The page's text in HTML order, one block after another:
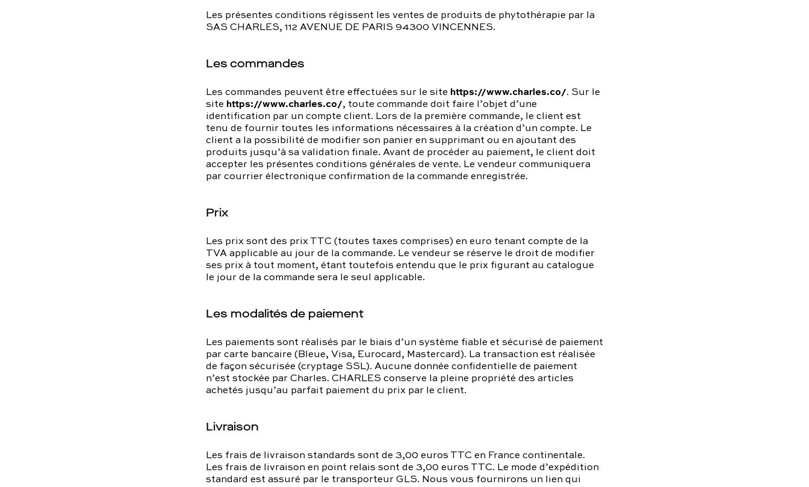
Les présentes conditions régissent les ventes de produits de phytothérapie par la
SAS CHARLES, 112 AVENUE DE PARIS 94300 VINCENNES.
Les commandes
Les commandes peuvent être effectuées sur le site https://www.charles.co/. Sur le
site https://www.charles.co/, toute commande doit faire l’objet d’une
identification par un compte client. Lors de la première commande, le client est
tenu de fournir toutes les informations nécessaires à la création d’un compte. Le
client a la possibilité de modifier son panier en supprimant ou en ajoutant des
produits jusqu’à sa validation finale. Avant de procéder au paiement, le client doit
accepter les présentes conditions générales de vente. Le vendeur communiquera
par courrier électronique confirmation de la commande enregistrée.
Prix
Les prix sont des prix TTC (toutes taxes comprises) en euro tenant compte de la
TVA applicable au jour de la commande. Le vendeur se réserve le droit de modifier
ses prix à tout moment, étant toutefois entendu que le prix figurant au catalogue
le jour de la commande sera le seul applicable.
Les modalités de paiement
Les paiements sont réalisés par le biais d’un système fiable et sécurisé de paiement
par carte bancaire (Bleue, Visa, Eurocard, Mastercard). La transaction est réalisée
de façon sécurisée (cryptage SSL). Aucune donnée confidentielle de paiement
n’est stockée par Charles. CHARLES conserve la pleine propriété des articles
achetés jusqu’au parfait paiement du prix par le client.
Livraison
Les frais de livraison standards sont de 3,00 euros TTC en France continentale.
Les frais de livraison en point relais sont de 3,00 euros TTC. Le mode d’expédition
standard est assuré par le transporteur GLS. Nous vous fournirons un lien qui